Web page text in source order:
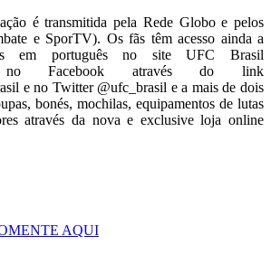
é transmitida pela Rede Globo e pelos
e SporTV). Os fãs têm acesso ainda a
em português no site UFC Brasil
no Facebook através do link
e no Twitter @ufc_brasil e a mais de dois
bonés, mochilas, equipamentos de lutas
através da nova e exclusive loja online
AQUI